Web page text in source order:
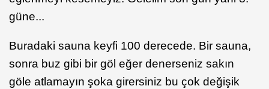
güne...
Buradaki sauna keyfi 100 derecede. Bir sauna,
sonra buz gibi bir göl eğer denerseniz sakın
göle atlamayın şoka girersiniz bu çok değişik